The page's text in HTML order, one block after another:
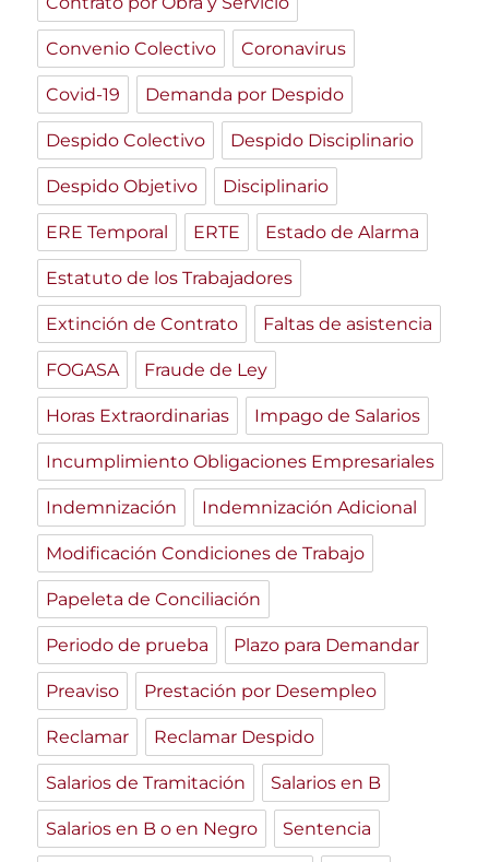
Convenio Colectivo Coronavirus
Covid-19 Demanda por Despido
Despido Colectivo Despido Disciplinario
Despido Objetivo Disciplinario
ERE Temporal ERTE Estado de Alarma
Estatuto de los Trabajadores
Extinción de Contrato Faltas de asistencia
FOGASA Fraude de Ley
Horas Extraordinarias Impago de Salarios
Incumplimiento Obligaciones Empresariales
Indemnización Indemnización Adicional
Modificación Condiciones de Trabajo
Papeleta de Conciliación
Periodo de prueba Plazo para Demandar
Preaviso Prestación por Desempleo
Reclamar Reclamar Despido
Salarios de Tramitación Salarios en B
Salarios en B o en Negro Sentencia